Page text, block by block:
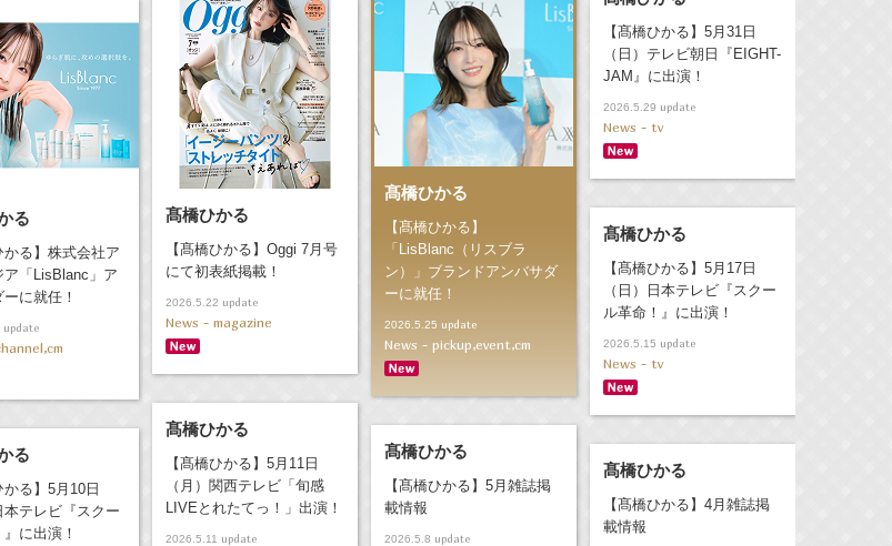
【髙橋ひかる】5月31日
（日）テレビ朝日『EIGHT-
JAM』に出演！
2026.5.29 update
News - tv
髙橋ひかる
【髙橋ひかる】
「LisBlanc（リスブラ
ン）」ブランドアンバサダ
ーに就任！
2026.5.25 update
News - pickup,event,cm
髙橋ひかる
【髙橋ひかる】Oggi 7月号
にて初表紙掲載！
2026.5.22 update
News - magazine
る
かる】株式会社ア
ア「LisBlanc」ア
に就任！
update
髙橋ひかる
【髙橋ひかる】5月17日
（日）日本テレビ『スクー
ル革命！』に出演！
2026.5.15 update
News - tv
髙橋ひかる
【髙橋ひかる】5月11日
（月）関西テレビ「旬感
LIVEとれたてっ！」出演！
2026.5.11 update
髙橋ひかる
【髙橋ひかる】5月雑誌掲
載情報
2026.5.8 update
る
かる】5月10日
本テレビ『スクー
に出演！
髙橋ひかる
【髙橋ひかる】4月雑誌掲
載情報